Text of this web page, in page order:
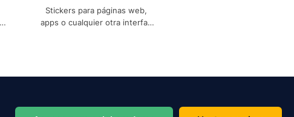
Stickers para páginas web,
apps o cualquier otra interfaz